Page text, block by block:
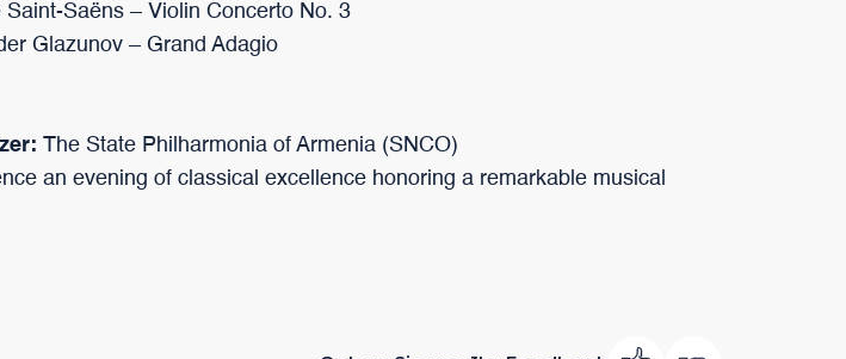
Saint-Saëns – Violin Concerto No. 3
Glazunov – Grand Adagio
The State Philharmonia of Armenia (SNCO)
an evening of classical excellence honoring a remarkable musical